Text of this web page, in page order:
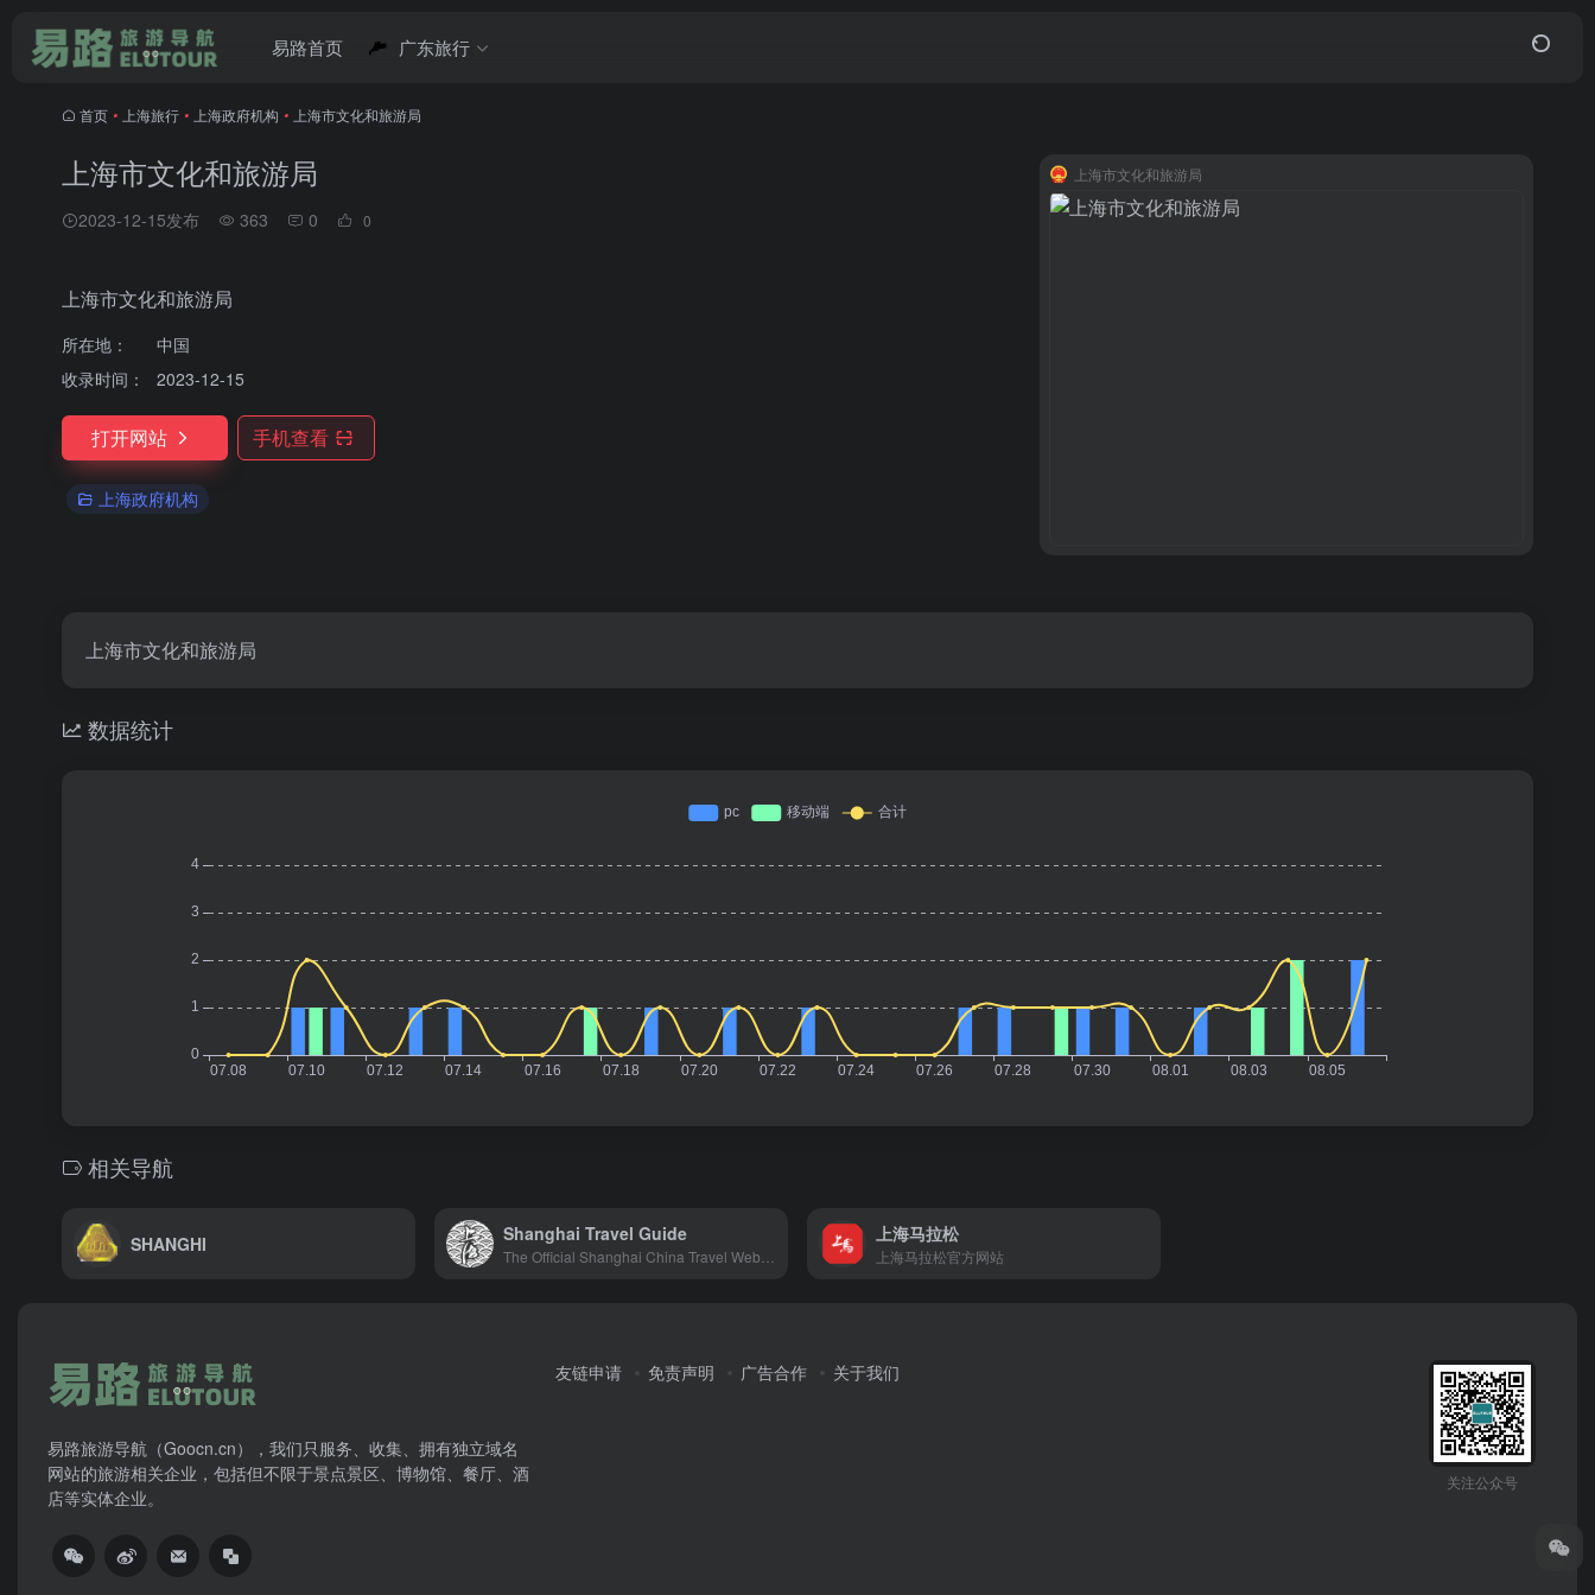
易路首页 广东旅行
首页 • 上海旅行 • 上海政府机构 • 上海市文化和旅游局
上海市文化和旅游局
2023-12-15发布 363 0 0
上海市文化和旅游局
所在地：
中国
收录时间：
2023-12-15
打开网站 手机查看
上海政府机构
上海市文化和旅游局
上海市文化和旅游局
数据统计
相关导航
SHANGHI Shanghai Travel Guide 上海马拉松
上海马拉松官方网站
易路旅游导航（Goocn.cn），我们只服务、收集、拥有独立域名
网站的旅游相关企业，包括但不限于景点景区、博物馆、餐厅、酒
店等实体企业。
友链申请 免责声明 广告合作 关于我们
关注公众号